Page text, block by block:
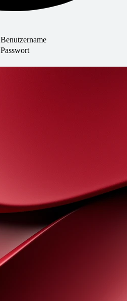
Benutzername
Passwort